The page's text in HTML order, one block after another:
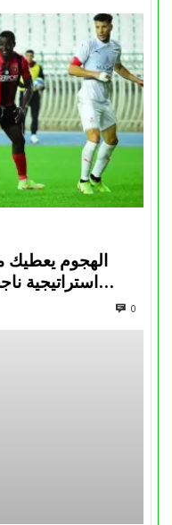
الهجوم يعطيك
استراتيجية
0